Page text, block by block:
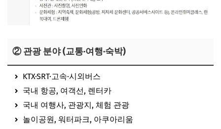
② 관광 분야 (교통·여행·숙박)
KTX·SRT·고속·시외버스
국내 항공, 여객선, 렌터카
국내 여행사, 관광지, 체험 관광
놀이공원, 워터파크, 아쿠아리움